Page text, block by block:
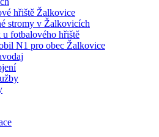
hřiště Žalkovice
stromy v Žalkovicích
u fotbalového hřiště
N1 pro obec Žalkovice